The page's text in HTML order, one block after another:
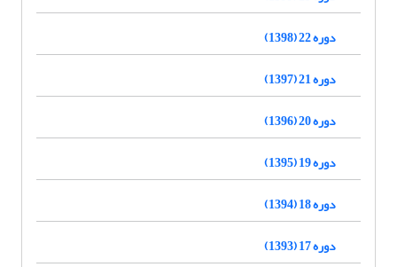
دوره 22 (1398)
دوره 21 (1397)
دوره 20 (1396)
دوره 19 (1395)
دوره 18 (1394)
دوره 17 (1393)